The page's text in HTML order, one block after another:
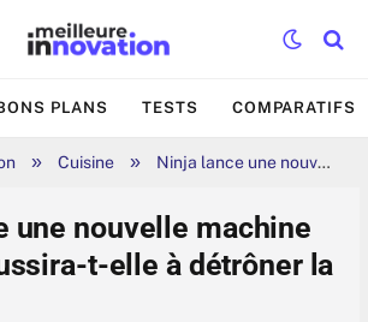
PLANS TESTS COMPARATIFS
» Cuisine » Ninja lance une nouvelle machine inédite, réussira-t-elle à détrôner la Creami ?
une nouvelle machine
t-elle à détrôner la